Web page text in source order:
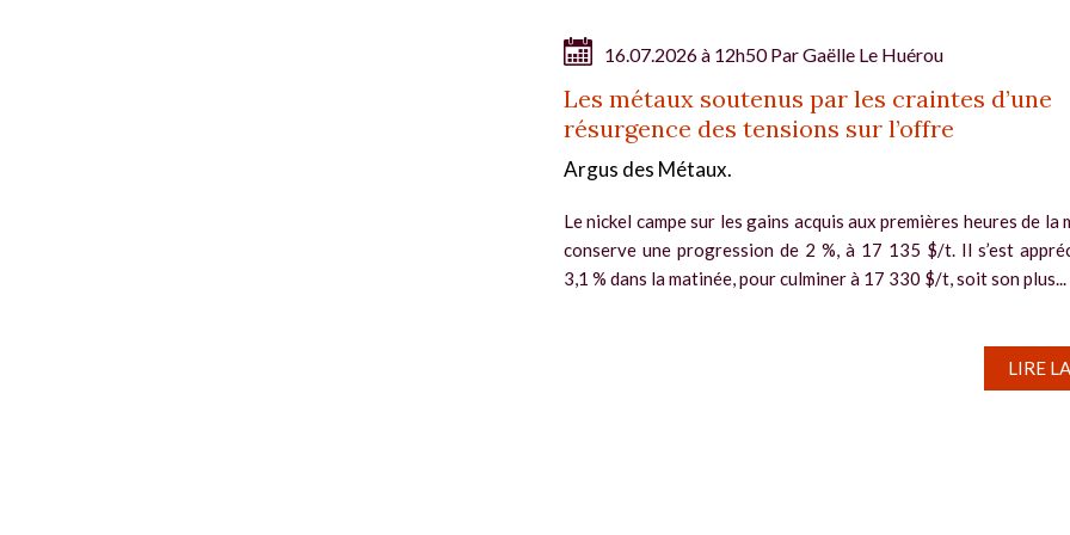
16.07.2026 à 12h50 ParGaëlle Le Huérou
Les métaux soutenus par les craintes d’une
résurgence des tensions sur l’offre
Argus des Métaux.
Le nickel campe sur les gains acquis aux premières heures de la
conserve une progression de 2 %, à 17 135 $/t. Il s’est
3,1 % dans la matinée, pour culminer à 17 330 $/t, soit son plus...
LIRE